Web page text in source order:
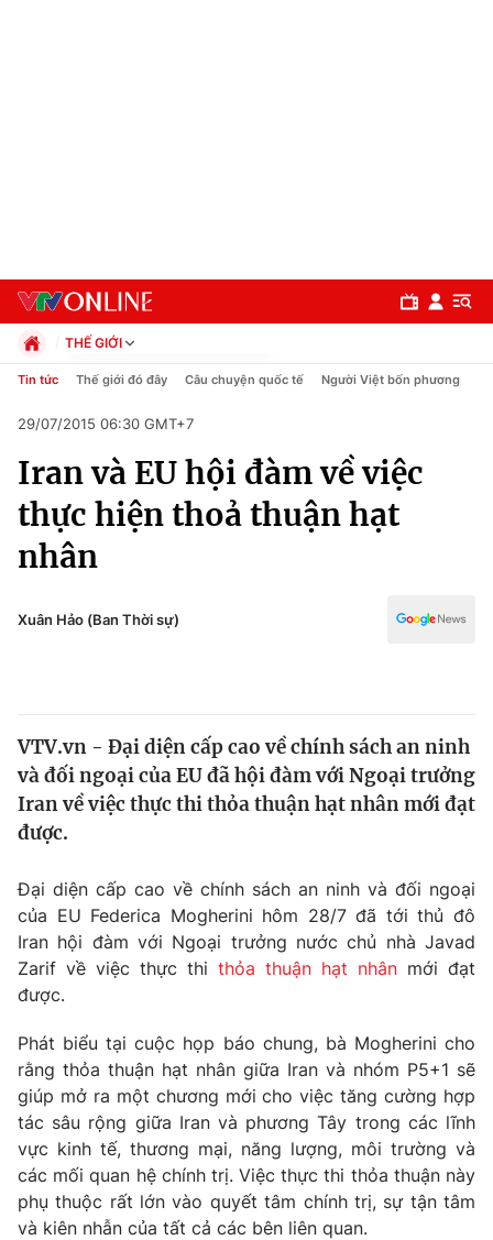
Chuyên mục
Chính trị
Xã hội
Pháp luật
Thế giới
Tin tức
Thế giới đó đây
Câu chuyện quốc tế
Kinh tế
Thị trường
Góc doanh nghiệp
Dữ liệu và đời sống
Truyền hình
Phim VTV
Hậu trường
Nhân vật
Khán giả
Giải sao mai
Giải trí
Điện ảnh
Âm nhạc
Sao
Đời sống
Du lịch
Làm đẹp
Chất lượng cuộc sống
Giáo dục
Tuyển sinh
Học trực tuyến
Công nghệ
THẾ GIỚI
Chính trị
Pháp luật
Kinh tế
Thể thao
Truyền hình
Văn hóa - Giải trí
Công nghệ
Tin tức Thế giới đó đây Câu chuyện quốc tế Người Việt bốn phương
29/07/2015 06:30 GMT+7
Iran và EU hội đàm về việc
thực hiện thoả thuận hạt
nhân
Xuân Hảo (Ban Thời sự)
VTV.vn - Đại diện cấp cao về chính sách an ninh
và đối ngoại của EU đã hội đàm với Ngoại trưởng
Iran về việc thực thi thỏa thuận hạt nhân mới đạt
được.
Đại diện cấp cao về chính sách an ninh và đối ngoại
của EU Federica Mogherini hôm 28/7 đã tới thủ đô
Iran hội đàm với Ngoại trưởng nước chủ nhà Javad
Zarif về việc thực thi thỏa thuận hạt nhân mới đạt
được.
Phát biểu tại cuộc họp báo chung, bà Mogherini cho
rằng thỏa thuận hạt nhân giữa Iran và nhóm P5+1 sẽ
giúp mở ra một chương mới cho việc tăng cường hợp
tác sâu rộng giữa Iran và phương Tây trong các lĩnh
vực kinh tế, thương mại, năng lượng, môi trường và
các mối quan hệ chính trị. Việc thực thi thỏa thuận này
phụ thuộc rất lớn vào quyết tâm chính trị, sự tận tâm
và kiên nhẫn của tất cả các bên liên quan.